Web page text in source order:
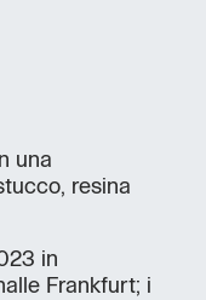
una
resina
in
Frankfurt; i